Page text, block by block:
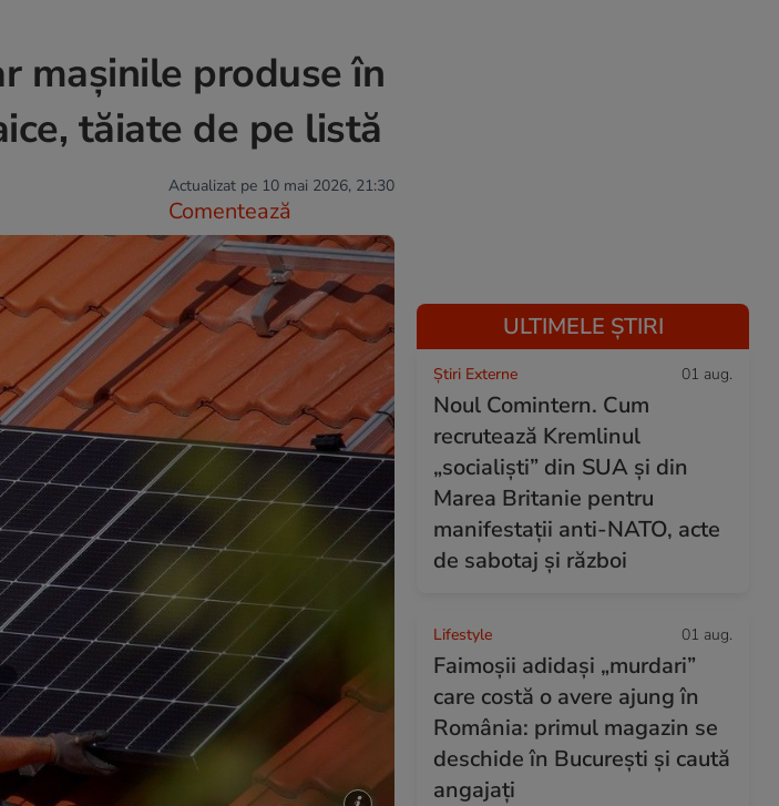
mașinile produse în
tăiate de pe listă
Actualizat pe 10 mai 2026, 21:30
Comentează
ULTIMELE ȘTIRI
Știri Externe 01 aug.
Noul Comintern. Cum
recrutează Kremlinul
„socialiști” din SUA și din
Marea Britanie pentru
manifestații anti-NATO, acte
de sabotaj și război
Lifestyle 01 aug.
Faimoșii adidași „murdari”
care costă o avere ajung în
România: primul magazin se
deschide în București și caută
angajați